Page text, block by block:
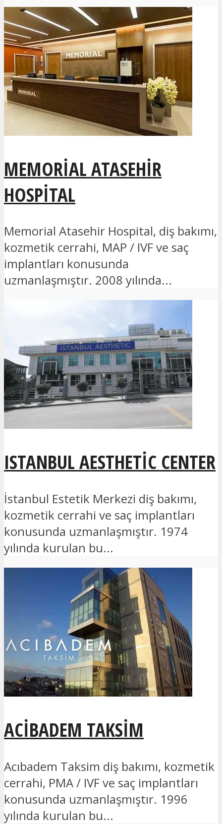
MEMORIAL ATASEHIR
HOSPITAL
Memorial Atasehir Hospital, diş bakımı,
kozmetik cerrahi, MAP / IVF ve saç
implantları konusunda
uzmanlaşmıştır. 2008 yılında...
ISTANBUL AESTHETIC CENTER
İstanbul Estetik Merkezi diş bakımı,
kozmetik cerrahi ve saç implantları
konusunda uzmanlaşmıştır. 1974
yılında kurulan bu...
ACIBADEM TAKSIM
Acıbadem Taksim diş bakımı, kozmetik
cerrahi, PMA / IVF ve saç implantları
konusunda uzmanlaşmıştır. 1996
yılında kurulan bu...